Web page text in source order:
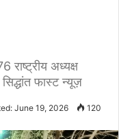
अध्यक्ष
फास्ट न्यूज़
June 19, 2026 120